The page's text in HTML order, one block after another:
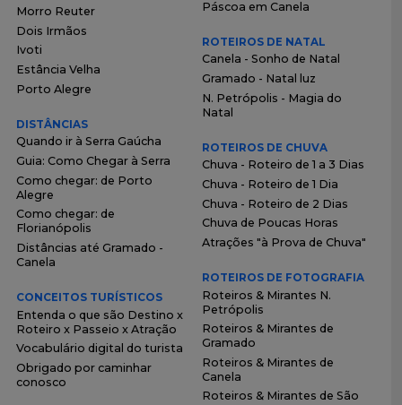
Morro Reuter
Dois Irmãos
Ivoti
Estância Velha
Porto Alegre
DISTÂNCIAS
Quando ir à Serra Gaúcha
Guia: Como Chegar à Serra
Como chegar: de Porto
Alegre
Como chegar: de
Florianópolis
Distâncias até Gramado -
Canela
CONCEITOS TURÍSTICOS
Entenda o que são Destino x
Roteiro x Passeio x Atração
Vocabulário digital do turista
Obrigado por caminhar
conosco
Páscoa em Canela
ROTEIROS DE NATAL
Canela - Sonho de Natal
Gramado - Natal luz
N. Petrópolis - Magia do
Natal
ROTEIROS DE CHUVA
Chuva - Roteiro de 1 a 3 Dias
Chuva - Roteiro de 1 Dia
Chuva - Roteiro de 2 Dias
Chuva de Poucas Horas
Atrações "à Prova de Chuva"
ROTEIROS DE FOTOGRAFIA
Roteiros & Mirantes N.
Petrópolis
Roteiros & Mirantes de
Gramado
Roteiros & Mirantes de
Canela
Roteiros & Mirantes de São